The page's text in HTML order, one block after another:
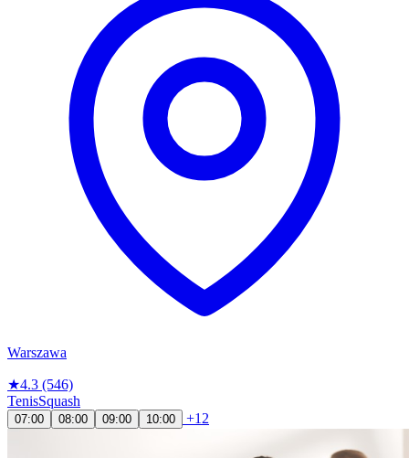
Warszawa
★4.3 (546)
TenisSquash
07:00 08:00 09:00 10:00 +12